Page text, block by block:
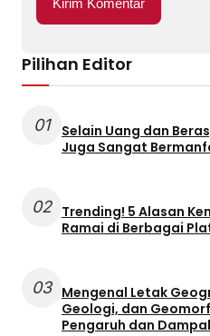
Pilihan Editor
01
Selain Uang dan
Juga Sangat
02 Trending! 5 Alasan
Ramai di Berbagai
03 Mengenal Letak
Geologi, dan
Pengaruh dan